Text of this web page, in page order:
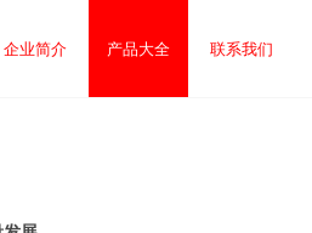
企业简介 产品大全 联系我们